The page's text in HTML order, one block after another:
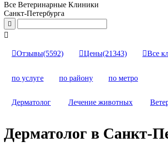
Все Ветеринарные Клиники
Санкт-Петербурга


Отзывы(5592) Цены(21343) Все
по услуге по району по метро
Дерматолог Лечение животных
Дерматолог в Санкт-